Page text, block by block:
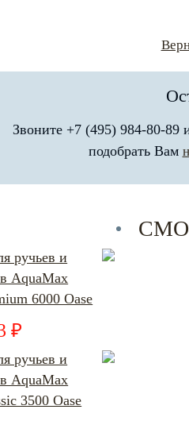
Звоните +7 (495) 984-80-89
подобрать Вам
ручьев и
AquaMax
6000 Oase
₽
ручьев и
AquaMax
3500 Oase